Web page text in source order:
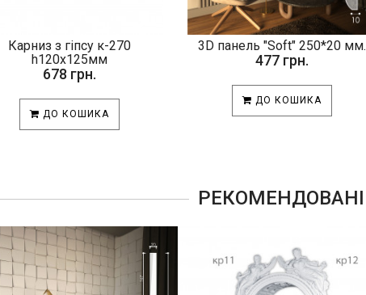
Карниз з гіпсу к-270
h120х125мм
678 грн.
ДО КОШИКА
3D панель "Soft" 250*20 мм.
477 грн.
ДО КОШИКА
РЕКОМЕНДОВАНІ